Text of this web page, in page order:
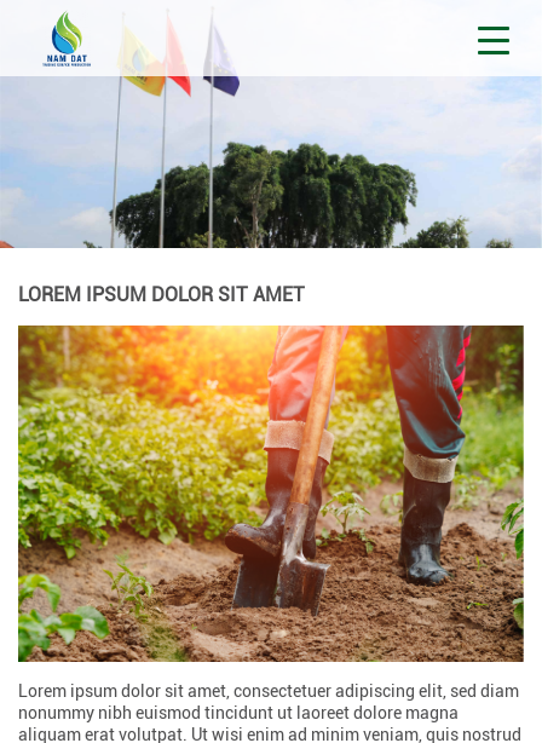
LOREM IPSUM DOLOR SIT AMET
Lorem ipsum dolor sit amet, consectetuer adipiscing elit, sed diam
nonummy nibh euismod tincidunt ut laoreet dolore magna
aliquam erat volutpat. Ut wisi enim ad minim veniam, quis nostrud